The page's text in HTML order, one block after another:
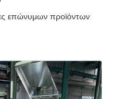
επώνυμων προϊόντων